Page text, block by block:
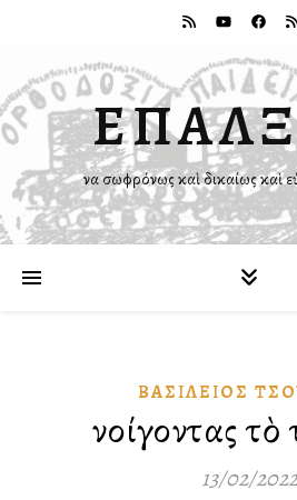
Ἵνα σωφρόνως καὶ δικαίως καὶ
ΒΑΣΊΛΕΙΟΣ
Ἀνοίγοντας
13/02/2022